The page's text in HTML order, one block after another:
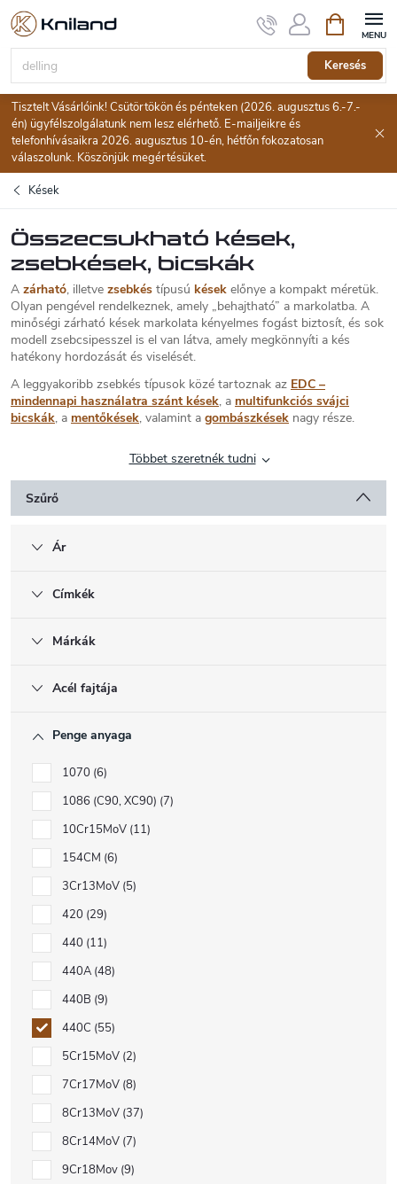
Ugrás
tartalomhoz
Keresés
Tisztelt Vásárlóink! Csütörtökön és pénteken (2026. augusztus 6.-7.-
én) ügyfélszolgálatunk nem lesz elérhető. E-mailjeikre és
telefonhívásaikra 2026. augusztus 10-én, hétfőn fokozatosan
válaszolunk. Köszönjük megértésüket.
Kések
Összecsukható kések,
zsebkések, bicskák
A zárható, illetve zsebkés típusú kések előnye a kompakt méretük.
Olyan pengével rendelkeznek, amely „behajtható” a markolatba. A
minőségi zárható kések markolata kényelmes fogást biztosít, és sok
modell zsebcsipesszel is el van látva, amely megkönnyíti a kés
hatékony hordozását és viselését.
A leggyakoribb zsebkés típusok közé tartoznak az EDC –
mindennapi használatra szánt kések, a multifunkciós svájci
bicskák, a mentőkések, valamint a gombászkések nagy része.
Többet szeretnék tudni
Szűrő
Ár
Címkék
Márkák
Acél fajtája
Penge anyaga
1070 6
1086 (C90, XC90) 7
10Cr15MoV 11
154CM 6
3Cr13MoV 5
420 29
440 11
440A 48
440B 9
440C 55
5Cr15MoV 2
7Cr17MoV 8
8Cr13MoV 37
8Cr14MoV 7
9Cr18Mov 9